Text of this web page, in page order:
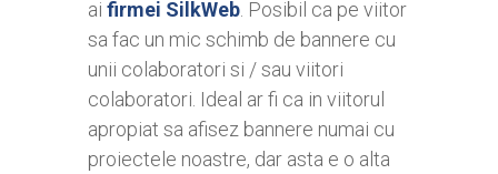
ai firmei SilkWeb . Posibil ca pe viitor
sa fac un mic schimb de bannere cu
unii colaboratori si / sau viitori
colaboratori. Ideal ar fi ca in viitorul
apropiat sa afisez bannere numai cu
proiectele noastre, dar asta e o alta